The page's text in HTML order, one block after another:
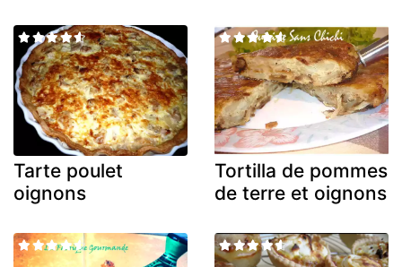
Tarte poulet
oignons
Tortilla de pommes
de terre et oignons